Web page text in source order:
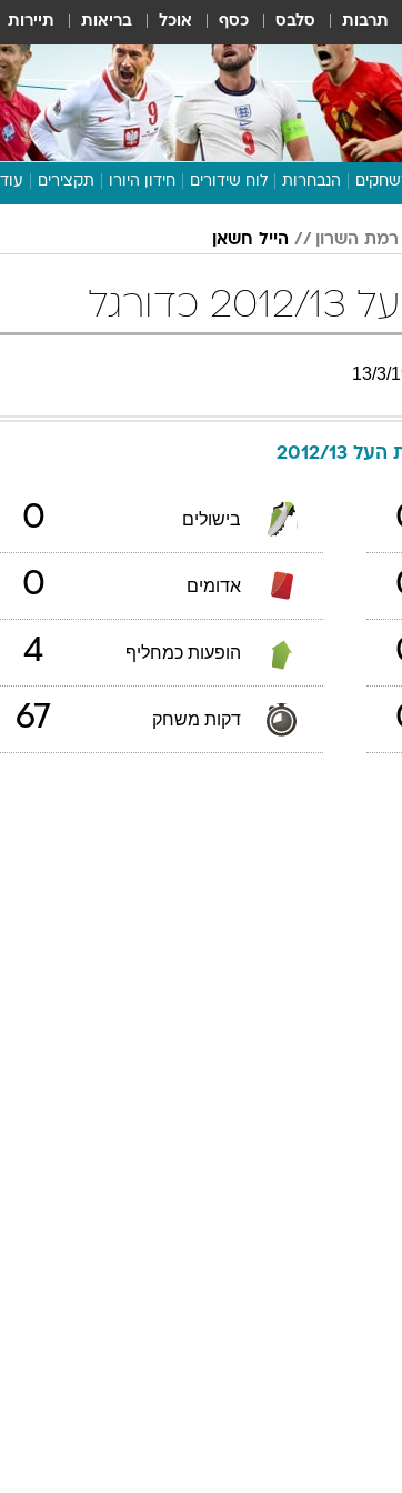
תרבות סלבס כסף אוכל בריאות תיירות
הנבחרות לוח שידורים חידון היורו תקצירים עוד
השרון הייל חשאן
13/3/
2012/13
בישולים 0
אדומים 0
הופעות כמחליף 4
דקות משחק 67